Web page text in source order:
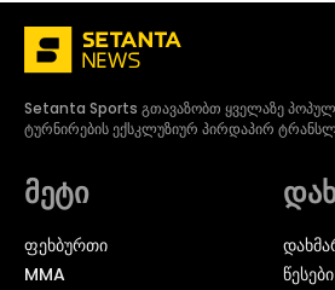
Setanta Sports გთავაზობთ ყველაზე
ტურნირების ექსკლუზიურ პირდაპირ
მეტი
ᲤᲔᲮᲑᲣᲠᲗᲘ
MMA